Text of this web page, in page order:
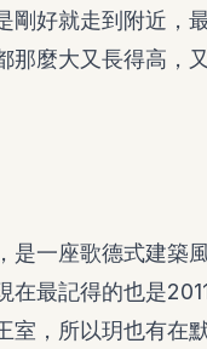
剛好就走到附近，
那麼大又長得高，
是一座歌德式建築
最記得的也是
室，所以玥也有在